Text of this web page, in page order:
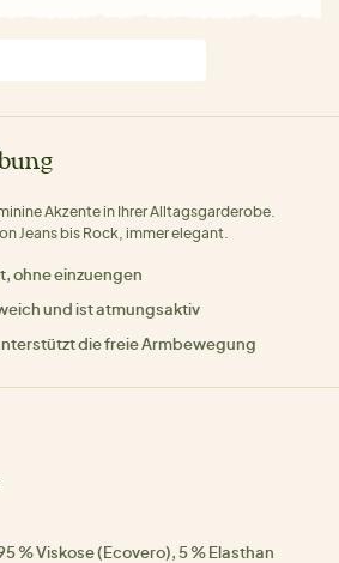
Akzente in Ihrer Alltagsgarderobe.
Jeans bis Rock, immer elegant.
ohne einzuengen
und ist atmungsaktiv
die freie Armbewegung
% Viskose (Ecovero), 5 % Elasthan